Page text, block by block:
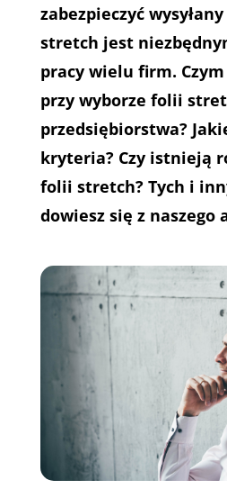
zabezpieczyć
stretch jest
pracy wielu firm.
przy wyborze folii
przedsiębiorstwa?
kryteria? Czy istnieją
folii stretch? Tych i
dowiesz się z naszego